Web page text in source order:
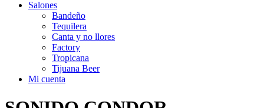
Salones
Bandeño
Tequilera
Canta y no llores
Factory
Tropicana
Tijuana Beer
Mi cuenta